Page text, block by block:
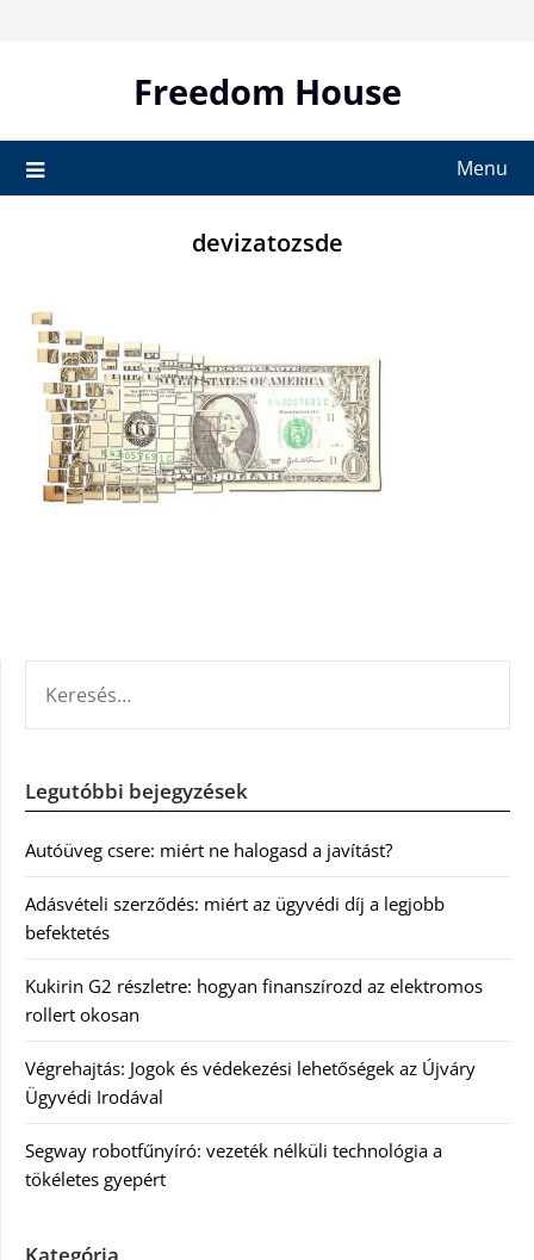
Freedom House
Menu
devizatozsde
Legutóbbi bejegyzések
Autóüveg csere: miért ne halogasd a javítást?
Adásvételi szerződés: miért az ügyvédi díj a legjobb
befektetés
Kukirin G2 részletre: hogyan finanszírozd az elektromos
rollert okosan
Végrehajtás: Jogok és védekezési lehetőségek az Újváry
Ügyvédi Irodával
Segway robotfűnyíró: vezeték nélküli technológia a
tökéletes gyepért